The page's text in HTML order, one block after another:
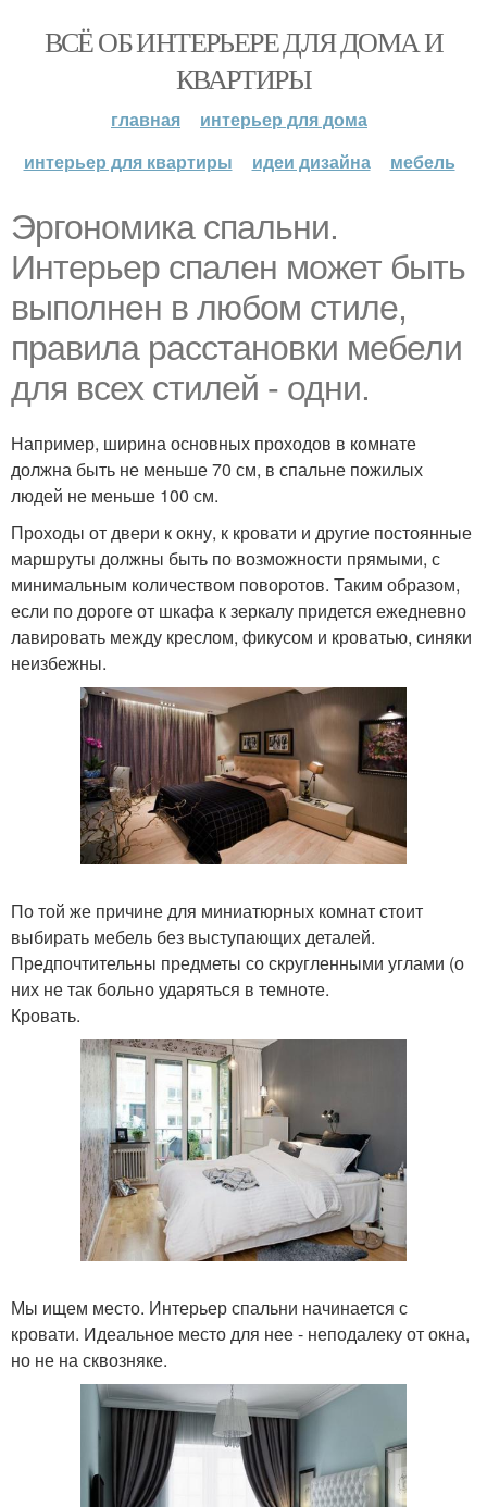
ВСЁ ОБ ИНТЕРЬЕРЕ ДЛЯ ДОМА И
КВАРТИРЫ
главная
интерьер для дома
интерьер для квартиры
идеи дизайна мебель
Эргономика спальни.
Интерьер спален может быть
выполнен в любом стиле,
правила расстановки мебели
для всех стилей - одни.
Например, ширина основных проходов в комнате
должна быть не меньше 70 см, в спальне пожилых
людей не меньше 100 см.
Проходы от двери к окну, к кровати и другие постоянные
маршруты должны быть по возможности прямыми, с
минимальным количеством поворотов. Таким образом,
если по дороге от шкафа к зеркалу придется ежедневно
лавировать между креслом, фикусом и кроватью, синяки
неизбежны.
По той же причине для миниатюрных комнат стоит
выбирать мебель без выступающих деталей.
Предпочтительны предметы со скругленными углами (о
них не так больно ударяться в темноте.
Кровать.
Мы ищем место. Интерьер спальни начинается с
кровати. Идеальное место для нее - неподалеку от окна,
но не на сквозняке.